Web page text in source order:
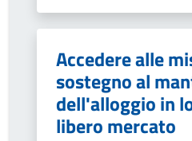
Accedere alle
sostegno al
dell'alloggio in
libero mercato